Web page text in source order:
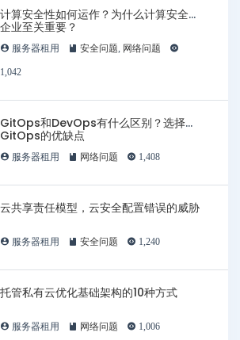
计算安全性如何运作？为什么计算安全对
企业至关重要？
服务器租用 安全问题, 网络问题
1,042
GitOps和DevOps有什么区别？选择
GitOps的优缺点
服务器租用 网络问题 1,408
云共享责任模型，云安全配置错误的威胁
服务器租用 安全问题 1,240
托管私有云优化基础架构的10种方式
服务器租用 网络问题 1,006